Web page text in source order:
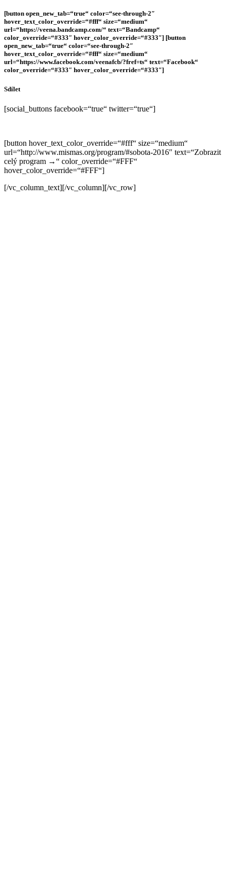
[button open_new_tab=“true“ color=“see-through-2″
hover_text_color_override=“#fff“ size=“medium“
url=“https://veena.bandcamp.com/“ text=“Bandcamp“
color_override=“#333″ hover_color_override=“#333″] [button
open_new_tab=“true“ color=“see-through-2″
hover_text_color_override=“#fff“ size=“medium“
url=“https://www.facebook.com/veenafcb/?fref=ts“ text=“Facebook“
color_override=“#333″ hover_color_override=“#333″]
Sdílet
[social_buttons facebook=“true“ twitter=“true“]
[button hover_text_color_override=“#fff“ size=“medium“
url=“http://www.mismas.org/program/#sobota-2016″ text=“Zobrazit
celý program →“ color_override=“#FFF“
hover_color_override=“#FFF“]
[/vc_column_text][/vc_column][/vc_row]